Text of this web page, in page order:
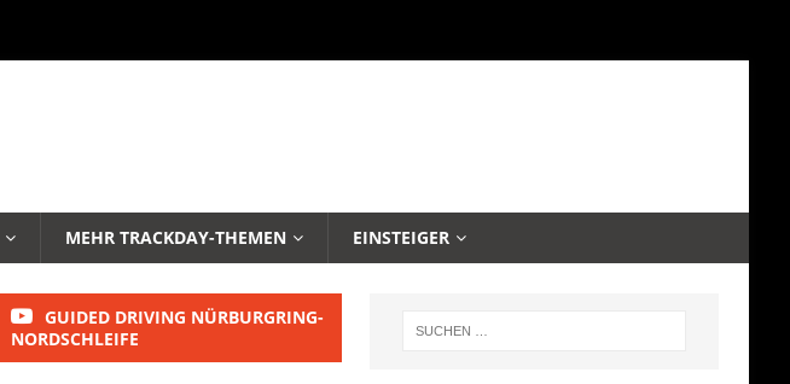
MEHR TRACKDAY-THEMEN EINSTEIGER
GUIDED DRIVING NÜRBURGRING-
NORDSCHLEIFE